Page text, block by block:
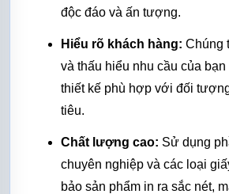
độc đáo và ấn tượng.
Hiểu rõ khách hàng: Chúng
và thấu hiểu nhu cầu của
thiết kế phù hợp với đối
tiêu.
Chất lượng cao: Sử dụng
chuyên nghiệp và các loại
bảo sản phẩm in ra sắc nét,